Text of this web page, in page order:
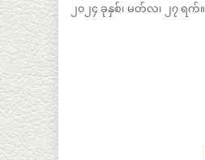
၂၀၂၄ ခုနှစ်၊ မတ်လ၊ ၂၇ ရက်။